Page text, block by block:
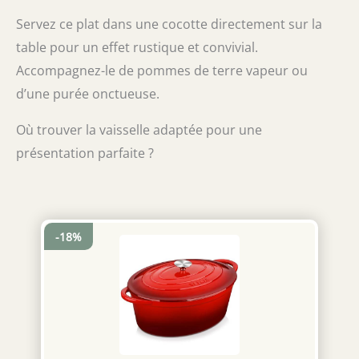
un cadeau : Topbooc casserole émaillée aux
couleurs magnifiques est à la fois un
ustensile de cuisine et une décoration de
table. C'est un cadeau pratique et de bon
goût pour votre famille et vos amis.
que des ragoûts, des plats rôtis, des pâtes,
des currys de légumes et bien plus
RECETTES DISPONIBLES: de nombreuses
recettes savoureuses disponibles en
scannant le QR code sur l'emballage
Servez ce plat dans une cocotte directement sur la
table pour un effet rustique et convivial.
Accompagnez-le de pommes de terre vapeur ou
d’une purée onctueuse.
Où trouver la vaisselle adaptée pour une
présentation parfaite ?
-18%